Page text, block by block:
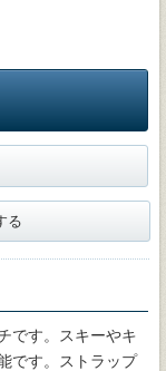
る
です。スキーやキ
です。ストラップ